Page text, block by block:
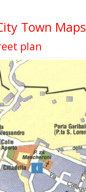
Town Maps
plan